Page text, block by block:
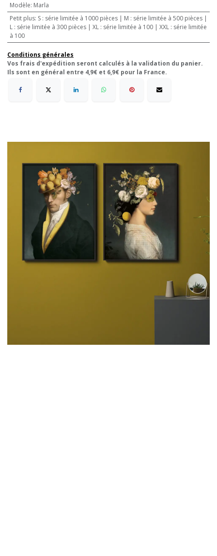
Modèle: Marla
Petit plus: S : série limitée à 1000 pièces | M : série limitée à 500 pièces |
L : série limitée à 300 pièces | XL : série limitée à 100 | XXL : série limitée
à 100
Conditions générales
Vos frais d'expédition seront calculés à la validation du panier.
Ils sont en général entre 4,9€ et 6,9€ pour la France.